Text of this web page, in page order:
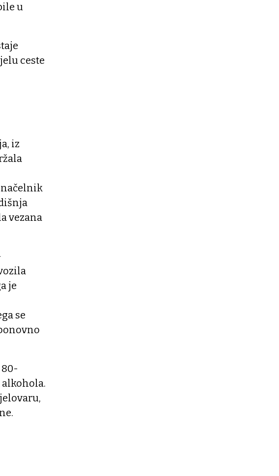
u
ceste
iz
načelnik
vezana
je
se
80-
alkohola.